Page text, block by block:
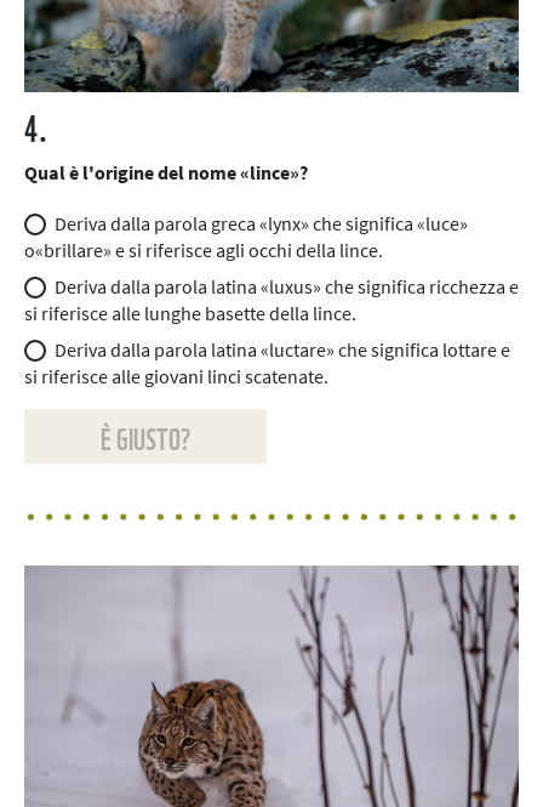
4.
Qual è l'origine del nome «lince»?
Deriva dalla parola greca «lynx» che significa «luce»
o«brillare» e si riferisce agli occhi della lince.
Deriva dalla parola latina «luxus» che significa ricchezza e
si riferisce alle lunghe basette della lince.
Deriva dalla parola latina «luctare» che significa lottare e
si riferisce alle giovani linci scatenate.
È GIUSTO?